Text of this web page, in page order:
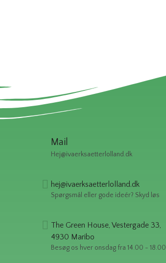
Mail
Hej@ivaerksaetterlolland.dk
hej@ivaerksaetterlolland.dk
Spørgsmål eller gode ideér? Skyd løs
The Green House, Vestergade 33,
4930 Maribo
Besøg os hver onsdag fra 14.00 - 18.00